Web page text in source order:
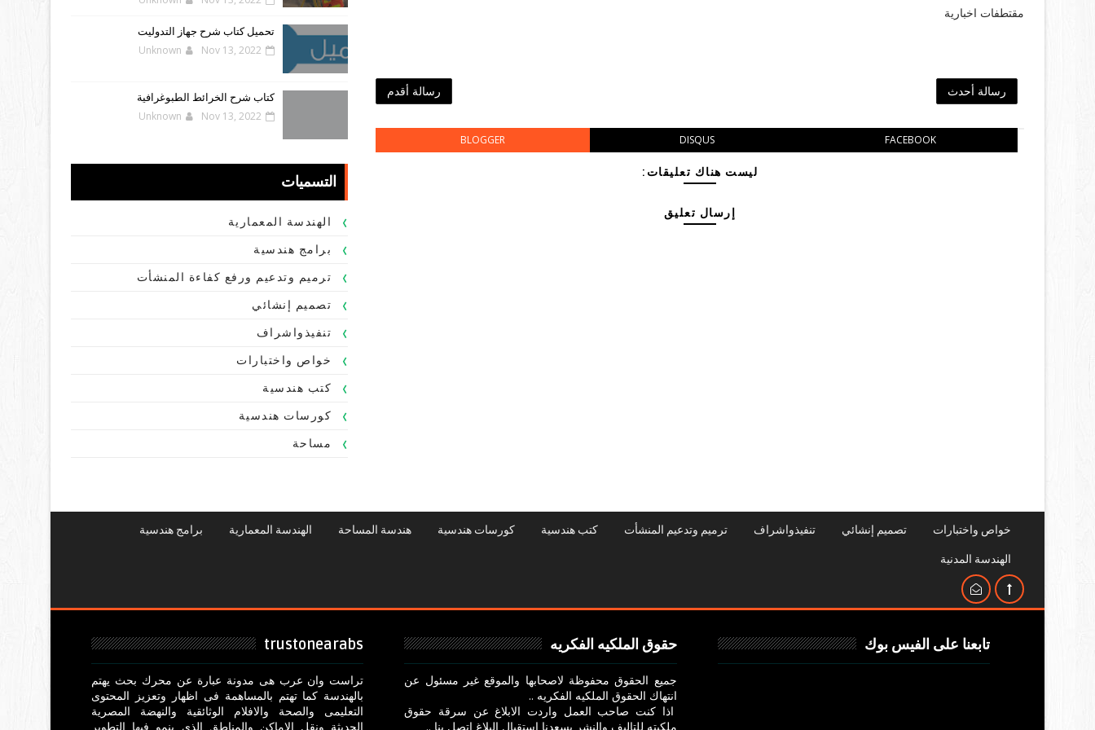
مقتطفات اخبارية
رسالة أحدث رسالة أقدم
BLOGGER DISQUS FACEBOOK
ليست هناك تعليقات:
إرسال تعليق
تحميل كتاب شرح جهاز التدوليت
Unknown Nov 13, 2022
كتاب شرح الخرائط الطبوغرافية
Unknown Nov 13, 2022
التسميات
الهندسة المعمارية
برامج هندسية
ترميم وتدعيم ورفع كفاءة المنشأت
تصميم إنشائي
تنفيذواشراف
خواص واختبارات
كتب هندسية
كورسات هندسية
مساحة
خواص واختبارات تصميم إنشائي تنفيذواشراف ترميم وتدعيم المنشأت كتب هندسية كورسات هندسية هندسة المساحة الهندسة المعمارية برامج هندسية
الهندسة المدنية
trustonearabs
تراست وان عرب هى مدونة عبارة عن محرك بحث يهتم
بالهندسة كما تهتم بالمساهمة فى اظهار وتعزيز المحتوى
التعليمى والصحة والافلام الوثائقية والنهضة المصرية
الحديثة ونقل الاماكن والمناطق الذى ينمو فيها التطوير
حقوق الملكيه الفكريه
جميع الحقوق محفوظة لاصحابها والموقع غير مسئول عن
انتهاك الحقوق الملكيه الفكريه ..
اذا كنت صاحب العمل واردت الابلاغ عن سرقة حقوق
ملكيته للتاليف والنشر يسعدنا استقبال البلاغ اتصل بنا ..
تابعنا على الفيس بوك